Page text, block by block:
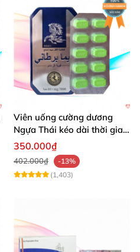
Viên uống cường dương
Ngựa Thái kéo dài thời gian
quan hệ
350.000₫
402.000₫
-13%
(1,403)